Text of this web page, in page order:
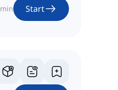
min Start